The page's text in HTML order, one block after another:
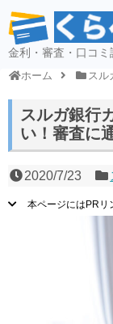
金利・審査・口コミ
ホーム スル
スルガ銀行
い！審査に
2020/7/23
本ページにはPRリ